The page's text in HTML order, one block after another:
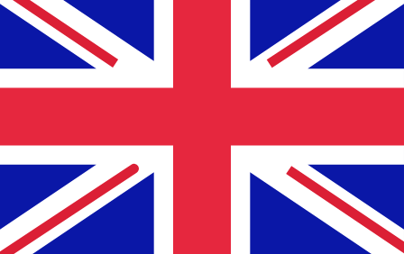
Os prazos de entrega para transferências internacionais
com Nordea Norway de Noruega para Reino Unido
variam de acordo com o método de pagamento e o
horário da transação. Normalmente, as transferências